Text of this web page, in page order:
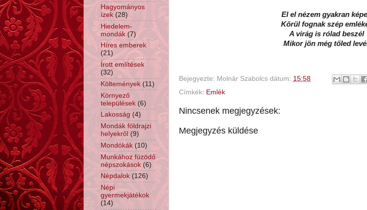
El el nézem gyakran
Körül fognak szép
A virág is rólad beszél
Mikor jön még tőled
Bejegyezte: Molnár Szabolcs dátum: 15:58
Címkék: Emlék
Nincsenek megjegyzések:
Megjegyzés küldése
Hagyományos
ízek (28)
Hiedelem-
mondák (7)
Híres emberek
(21)
Írott említések
(32)
Költemények (11)
Környező
települések (6)
Lakosság (4)
Mondák földrajzi
helyekről (9)
Mondókák (10)
Munkához füzödő
népszokások (6)
Népdalok (126)
Népi
gyermekjátékok
(14)